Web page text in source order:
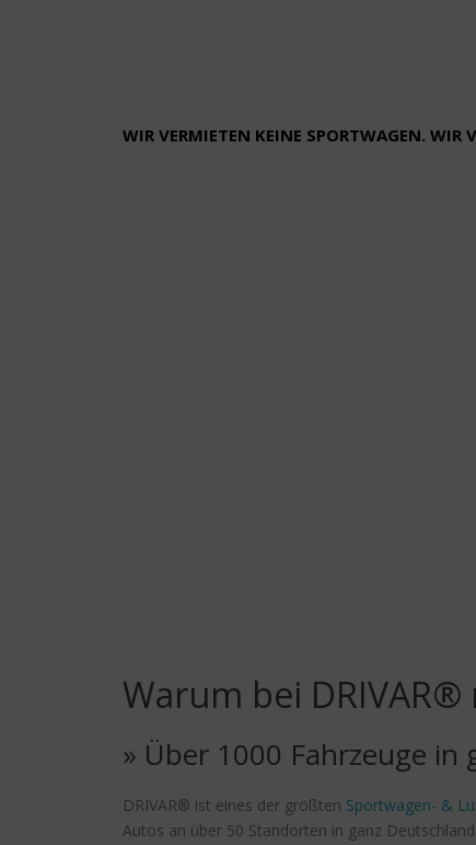
WIR VERMIETEN KEINE SPORTWAGEN. WIR
Warum bei DRIVAR®
» Über 1000 Fahrzeuge in
DRIVAR® ist eines der größten Sportwagen- &
Autos an über 50 Standorten in ganz